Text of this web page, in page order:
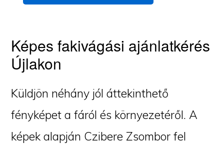
Képes fakivágási ajánlatkérés
Újlakon
Küldjön néhány jól áttekinthető
fényképet a fáról és környezetéről. A
képek alapján Czibere Zsombor fel